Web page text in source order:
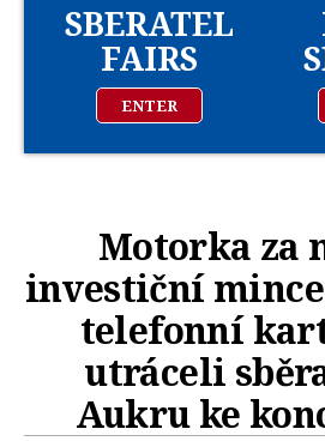
SBERATEL
FAIRS
ENTER
Motorka za
investiční
telefonní
utráceli
Aukru ke